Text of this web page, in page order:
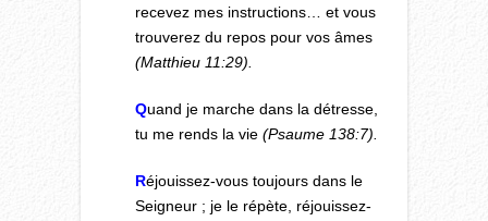
recevez mes instructions… et vous
trouverez du repos pour vos âmes
(Matthieu 11:29).
Quand je marche dans la détresse,
tu me rends la vie (Psaume 138:7).
Réjouissez-vous toujours dans le
Seigneur ; je le répète, réjouissez-